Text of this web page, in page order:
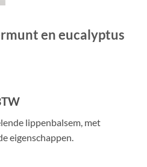
en eucalyptus
lippenbalsem, met
eigenschappen.